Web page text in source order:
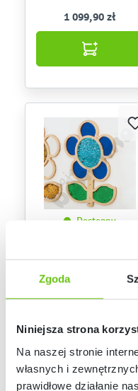
Zgoda
Niniejsza strona
Na naszej stronie
własnych i
prawidłowe działanie
1 099,90 zł
Dostępny
kwiatek, niebieski
Kod produktu: 356200